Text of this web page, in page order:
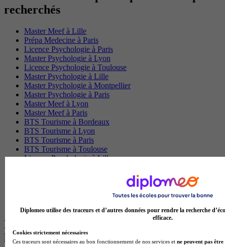
recherchés
Master Meef à Lille
Prépa Medecine à Paris
Licence Psychologie à Paris
Master Psychologie à Lyon
Licence Psychologie à Toulouse
Master Psychologie à Lille
Master Psychologie à Montpellier
Master Psychologie à Paris
Master Meef à Lyon
Master Meef à Paris
BTS Tourisme à Bordeaux
BTS Tourisme à Lyon
BTS Tourisme à Paris
BTS Tourisme à Toulouse
Licence Psychologie à Lille
BTS Communication à Lyon
Les intitulés de diplôme par alternance
les plus recherchés
Diplomeo utilise des traceurs et d’autres données pour rendre la recherche
efficace.
Cookies strictement nécessaires
Ces traceurs sont nécessaires au bon fonctionnement de nos services et ne peuvent pas être